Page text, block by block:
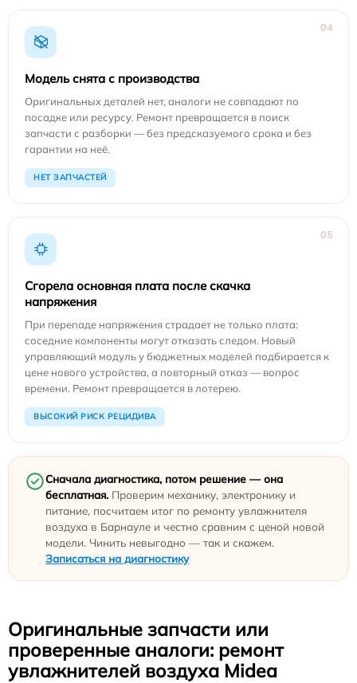
04
Модель снята с производства
Оригинальных деталей нет, аналоги не совпадают по
посадке или ресурсу. Ремонт превращается в поиск
запчасти с разборки — без предсказуемого срока и без
гарантии на неё.
НЕТ ЗАПЧАСТЕЙ
05
Сгорела основная плата после скачка
напряжения
При перепаде напряжения страдает не только плата:
соседние компоненты могут отказать следом. Новый
управляющий модуль у бюджетных моделей подбирается к
цене нового устройства, а повторный отказ — вопрос
времени. Ремонт превращается в лотерею.
ВЫСОКИЙ РИСК РЕЦИДИВА
Сначала диагностика, потом решение — она
бесплатная. Проверим механику, электронику и
питание, посчитаем итог по ремонту увлажнителя
воздуха в Барнауле и честно сравним с ценой новой
модели. Чинить невыгодно — так и скажем.
Записаться на диагностику
Оригинальные запчасти или
проверенные аналоги: ремонт
увлажнителей воздуха Midea